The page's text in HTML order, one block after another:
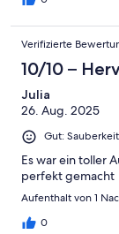
Verifizierte
10/10 –
Julia
26. Aug. 2025
Gut:
Es war ein toller
perfekt gemacht
Aufenthalt von 1
0